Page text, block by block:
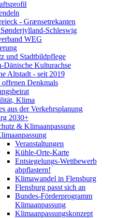
- Grænsetrekanten
Schleswig
WEG
und Stadtbildpflege
Dänische Kulturachse
Altstadt - seit 2019
offenen Denkmals
Klima
aus der Verkehrsplanung
2030+
& Klimaanpassung
Veranstaltungen
Kühle-Orte-Karte
Entsiegelungs-Wettbewerb
abpflastern!
Klimawandel in Flensburg
Flensburg passt sich an
Bundes-Förderprogramm
Klimaanpassung
Klimaanpassungskonzept